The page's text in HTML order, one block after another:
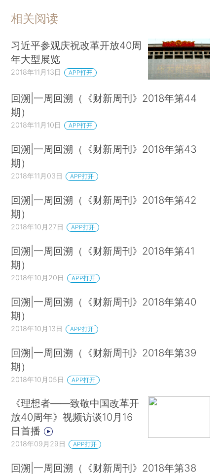
相关阅读
习近平参观庆祝改革开放40周
年大型展览
2018年11月13日 APP打开
回溯|一周回溯（《财新周刊》2018年第44
期）
2018年11月10日 APP打开
回溯|一周回溯（《财新周刊》2018年第43
期）
2018年11月03日 APP打开
回溯|一周回溯（《财新周刊》2018年第42
期）
2018年10月27日 APP打开
回溯|一周回溯（《财新周刊》2018年第41
期）
2018年10月20日 APP打开
回溯|一周回溯（《财新周刊》2018年第40
期）
2018年10月13日 APP打开
回溯|一周回溯（《财新周刊》2018年第39
期）
2018年10月05日 APP打开
《理想者——致敬中国改革开
放40周年》视频访谈10月16
日首播
2018年09月29日 APP打开
回溯|一周回溯（《财新周刊》2018年第38